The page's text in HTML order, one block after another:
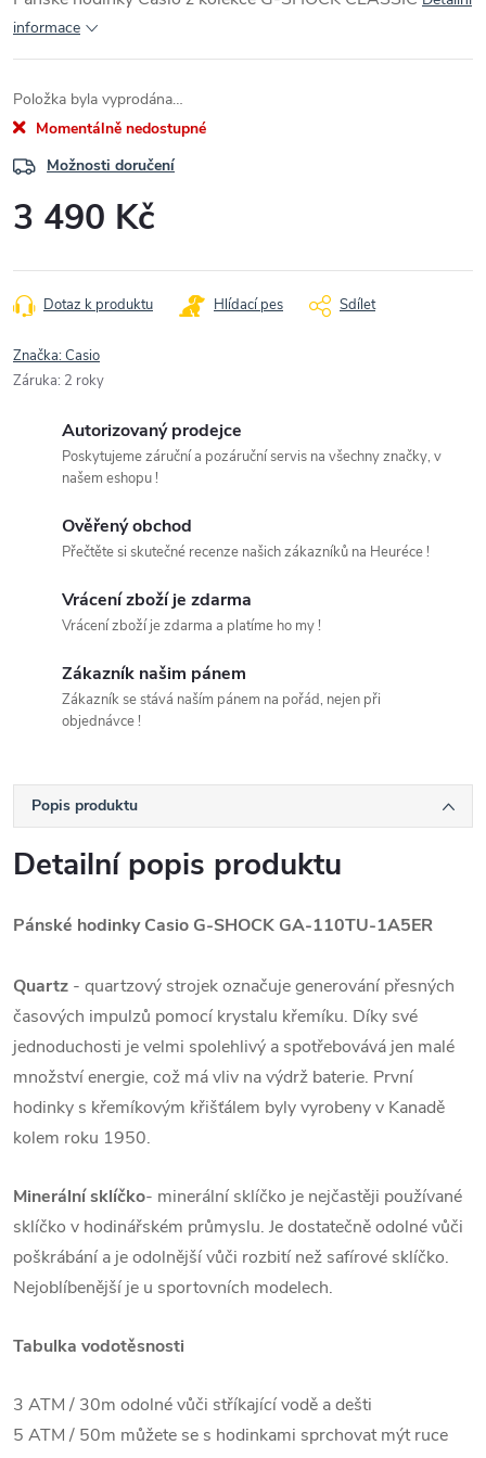
informace
Položka byla vyprodána…
Momentálně nedostupné
Možnosti doručení
3 490 Kč
cena:
Dotaz k produktu Hlídací pes Sdílet
Značka:Casio
Záruka: 2 roky
Autorizovaný prodejce
Poskytujeme záruční a pozáruční servis na všechny značky, v
našem eshopu !
Ověřený obchod
Přečtěte si skutečné recenze našich zákazníků na Heuréce !
Vrácení zboží je zdarma
Vrácení zboží je zdarma a platíme ho my !
Zákazník našim pánem
Zákazník se stává naším pánem na pořád, nejen při
objednávce !
Popis produktu
Detailní popis produktu
Pánské hodinky Casio G-SHOCK GA-110TU-1A5ER
Quartz - quartzový strojek označuje generování přesných
časových impulzů pomocí krystalu křemíku. Díky své
jednoduchosti je velmi spolehlivý a spotřebovává jen malé
množství energie, což má vliv na výdrž baterie. První
hodinky s křemíkovým křišťálem byly vyrobeny v Kanadě
kolem roku 1950.
Minerální sklíčko- minerální sklíčko je nejčastěji používané
sklíčko v hodinářském průmyslu. Je dostatečně odolné vůči
poškrábání a je odolnější vůči rozbití než safírové sklíčko.
Nejoblíbenější je u sportovních modelech.
Tabulka vodotěsnosti
3 ATM / 30m odolné vůči stříkající vodě a dešti
5 ATM / 50m můžete se s hodinkami sprchovat mýt ruce